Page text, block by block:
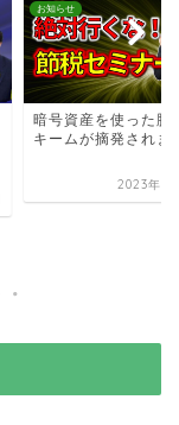
お知らせ
暗号資産を使った脱
キームが摘発されま
2023年8